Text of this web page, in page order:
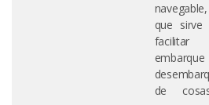
que sirve
de